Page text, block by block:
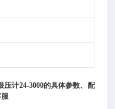
压计24-3000的具体参数、配